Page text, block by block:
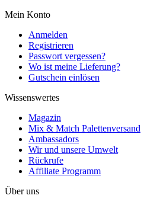
Mein Konto
Anmelden
Registrieren
Passwort vergessen?
Wo ist meine Lieferung?
Gutschein einlösen
Wissenswertes
Magazin
Mix & Match Palettenversand
Ambassadors
Wir und unsere Umwelt
Rückrufe
Affiliate Programm
Über uns